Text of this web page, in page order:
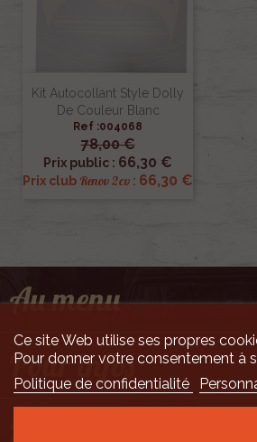
Kit Autocollant Style Dolly
De Couleur Blanc
Ref :004068
78,00 €
Prix public : 66,30 €
Prix club Renov 2cv : 66,30 €
Au menu
Pour infos
Ce site Web utilise ses propres
Pour donner votre consentement à
Politique de confidentialité